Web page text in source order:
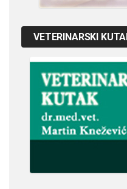
VETERINARSKI